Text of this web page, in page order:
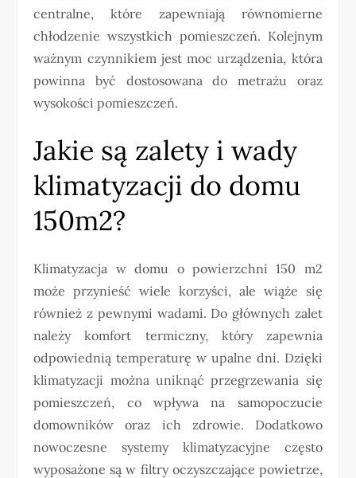
centralne, które zapewniają równomierne
chłodzenie wszystkich pomieszczeń. Kolejnym
ważnym czynnikiem jest moc urządzenia, która
powinna być dostosowana do metrażu oraz
wysokości pomieszczeń.
Jakie są zalety i wady
klimatyzacji do domu
150m2?
Klimatyzacja w domu o powierzchni 150 m2
może przynieść wiele korzyści, ale wiąże się
również z pewnymi wadami. Do głównych zalet
należy komfort termiczny, który zapewnia
odpowiednią temperaturę w upalne dni. Dzięki
klimatyzacji można uniknąć przegrzewania się
pomieszczeń, co wpływa na samopoczucie
domowników oraz ich zdrowie. Dodatkowo
nowoczesne systemy klimatyzacyjne często
wyposażone są w filtry oczyszczające powietrze,